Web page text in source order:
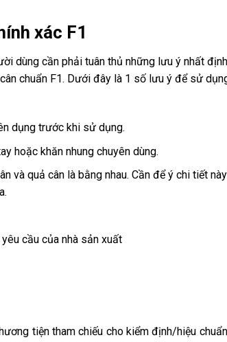
xác F1
dùng cần phải tuân thủ những lưu ý nhất
chuẩn F1. Dưới đây là 1 số lưu ý để sử
dụng trước khi sử dụng.
hoặc khăn nhung chuyên dùng.
và quả cân là bằng nhau. Cần để ý chi tiết
cầu của nhà sản xuất
tiện tham chiếu cho kiểm định/hiệu